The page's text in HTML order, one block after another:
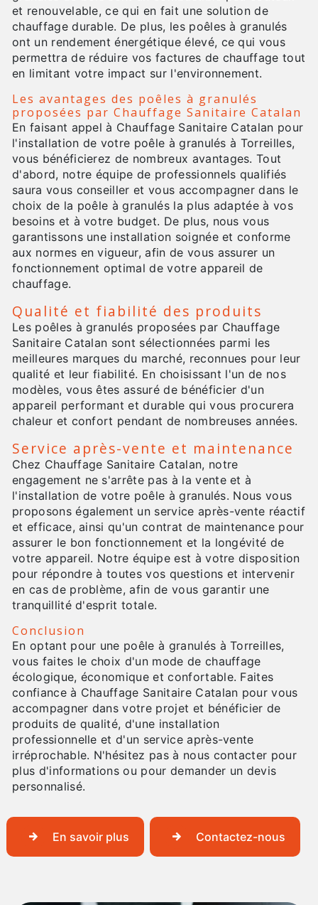
et renouvelable, ce qui en fait une solution de
chauffage durable. De plus, les poêles à granulés
ont un rendement énergétique élevé, ce qui vous
permettra de réduire vos factures de chauffage tout
en limitant votre impact sur l'environnement.
Les avantages des poêles à granulés
proposées par Chauffage Sanitaire Catalan
En faisant appel à Chauffage Sanitaire Catalan pour
l'installation de votre poêle à granulés à Torreilles,
vous bénéficierez de nombreux avantages. Tout
d'abord, notre équipe de professionnels qualifiés
saura vous conseiller et vous accompagner dans le
choix de la poêle à granulés la plus adaptée à vos
besoins et à votre budget. De plus, nous vous
garantissons une installation soignée et conforme
aux normes en vigueur, afin de vous assurer un
fonctionnement optimal de votre appareil de
chauffage.
Qualité et fiabilité des produits
Les poêles à granulés proposées par Chauffage
Sanitaire Catalan sont sélectionnées parmi les
meilleures marques du marché, reconnues pour leur
qualité et leur fiabilité. En choisissant l'un de nos
modèles, vous êtes assuré de bénéficier d'un
appareil performant et durable qui vous procurera
chaleur et confort pendant de nombreuses années.
Service après-vente et maintenance
Chez Chauffage Sanitaire Catalan, notre
engagement ne s'arrête pas à la vente et à
l'installation de votre poêle à granulés. Nous vous
proposons également un service après-vente réactif
et efficace, ainsi qu'un contrat de maintenance pour
assurer le bon fonctionnement et la longévité de
votre appareil. Notre équipe est à votre disposition
pour répondre à toutes vos questions et intervenir
en cas de problème, afin de vous garantir une
tranquillité d'esprit totale.
Conclusion
En optant pour une poêle à granulés à Torreilles,
vous faites le choix d'un mode de chauffage
écologique, économique et confortable. Faites
confiance à Chauffage Sanitaire Catalan pour vous
accompagner dans votre projet et bénéficier de
produits de qualité, d'une installation
professionnelle et d'un service après-vente
irréprochable. N'hésitez pas à nous contacter pour
plus d'informations ou pour demander un devis
personnalisé.
En savoir plus Contactez-nous